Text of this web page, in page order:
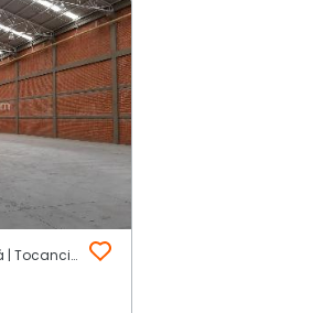
Parque Industrial en Tocancipá | Tocancipá